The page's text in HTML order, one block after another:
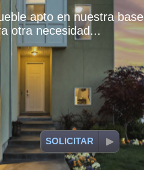
apto en nuestra base
otra necesidad...
SOLICITAR